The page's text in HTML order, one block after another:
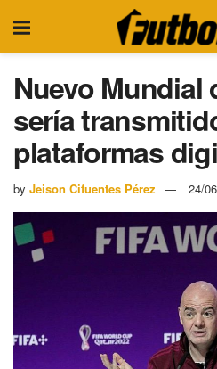
Nuevo Mundial
sería
plataformas
by Jeison Cifuentes Pérez 24/